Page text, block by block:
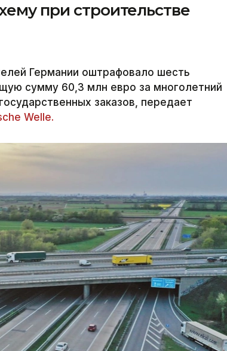
при строительстве
Германии оштрафовало шесть
сумму 60,3 млн евро за многолетний
заказов, передает
Welle.